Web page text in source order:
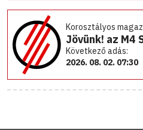
Korosztályos
Jövünk! az M4
Következő adás:
2026. 08. 02. 07:30